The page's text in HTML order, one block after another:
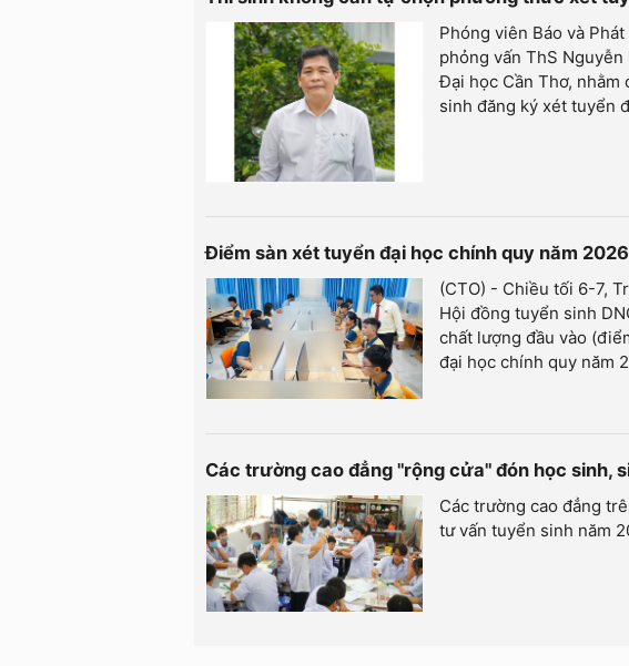
Phóng viên Báo và
phỏng vấn ThS
Đại học Cần Thơ,
sinh đăng ký xét tuyển
Điểm sàn xét tuyển đại học chính quy năm
(CTO) - Chiều tối 6-7,
Hội đồng tuyển sinh
chất lượng đầu vào
đại học chính quy năm
Các trường cao đẳng "rộng cửa" đón học sinh,
Các trường cao đẳng
tư vấn tuyển sinh năm